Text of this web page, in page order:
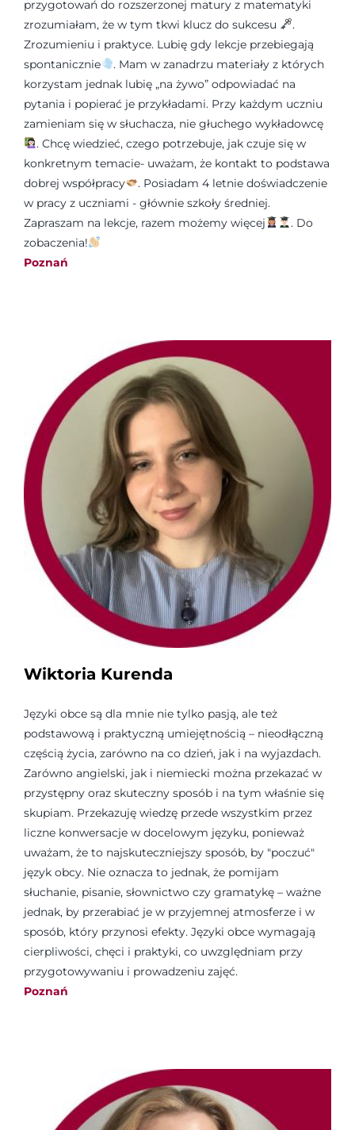
przygotowań do rozszerzonej matury z matematyki
zrozumiałam, że w tym tkwi klucz do sukcesu
.
Zrozumieniu i praktyce. Lubię gdy lekcje przebiegają
spontanicznie
. Mam w zanadrzu materiały z których
korzystam jednak lubię „na żywo” odpowiadać na
pytania i popierać je przykładami. Przy każdym uczniu
zamieniam się w słuchacza, nie głuchego wykładowcę
. Chcę wiedzieć, czego potrzebuje, jak czuje się w
konkretnym temacie- uważam, że kontakt to podstawa
dobrej współpracy
. Posiadam 4 letnie doświadczenie
w pracy z uczniami - głównie szkoły średniej.
Zapraszam na lekcje, razem możemy więcej
. Do
zobaczenia!
Poznań
Wiktoria Kurenda
Języki obce są dla mnie nie tylko pasją, ale też
podstawową i praktyczną umiejętnością – nieodłączną
częścią życia, zarówno na co dzień, jak i na wyjazdach.
Zarówno angielski, jak i niemiecki można przekazać w
przystępny oraz skuteczny sposób i na tym właśnie się
skupiam. Przekazuję wiedzę przede wszystkim przez
liczne konwersacje w docelowym języku, ponieważ
uważam, że to najskuteczniejszy sposób, by "poczuć"
język obcy. Nie oznacza to jednak, że pomijam
słuchanie, pisanie, słownictwo czy gramatykę – ważne
jednak, by przerabiać je w przyjemnej atmosferze i w
sposób, który przynosi efekty. Języki obce wymagają
cierpliwości, chęci i praktyki, co uwzględniam przy
przygotowywaniu i prowadzeniu zajęć.
Poznań